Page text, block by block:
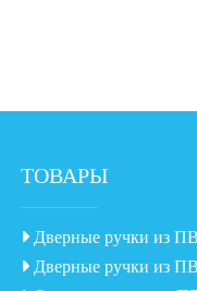
ТОВАРЫ
Дверные ручки из
Дверные ручки из